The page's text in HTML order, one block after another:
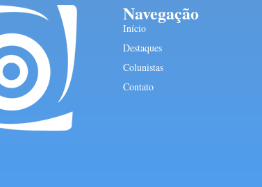
Navegação
Início
Destaques
Colunistas
Contato